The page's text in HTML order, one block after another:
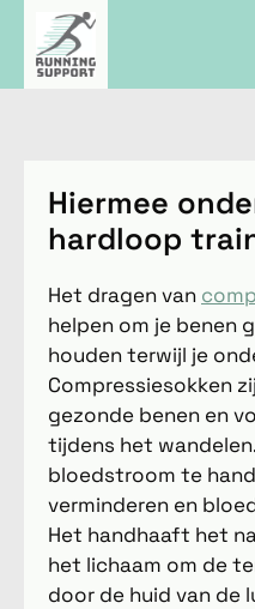
Hiermee
hardloop
Het dragen van
helpen om je benen
houden terwijl je
Compressiesokken
gezonde benen en
tijdens het
bloedstroom te
verminderen en
Het handhaaft het
het lichaam om de
door de huid van de